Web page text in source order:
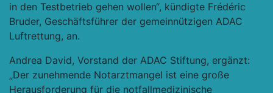
in den Testbetrieb gehen wollen“, kündigte Frédéric
Bruder, Geschäftsführer der gemeinnützigen ADAC
Luftrettung, an.
Andrea David, Vorstand der ADAC Stiftung, ergänzt:
„Der zunehmende Notarztmangel ist eine große
Herausforderung für die notfallmedizinische